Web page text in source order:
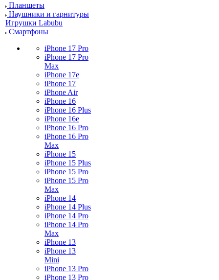
Планшеты
Наушники и гарнитуры
Игрушки Labubu
Смартфоны
iPhone 17 Pro
iPhone 17 Pro
Max
iPhone 17e
iPhone 17
iPhone Air
iPhone 16
iPhone 16 Plus
iPhone 16e
iPhone 16 Pro
iPhone 16 Pro
Max
iPhone 15
iPhone 15 Plus
iPhone 15 Pro
iPhone 15 Pro
Max
iPhone 14
iPhone 14 Plus
iPhone 14 Pro
iPhone 14 Pro
Max
iPhone 13
iPhone 13
Mini
iPhone 13 Pro
iPhone 13 Pro